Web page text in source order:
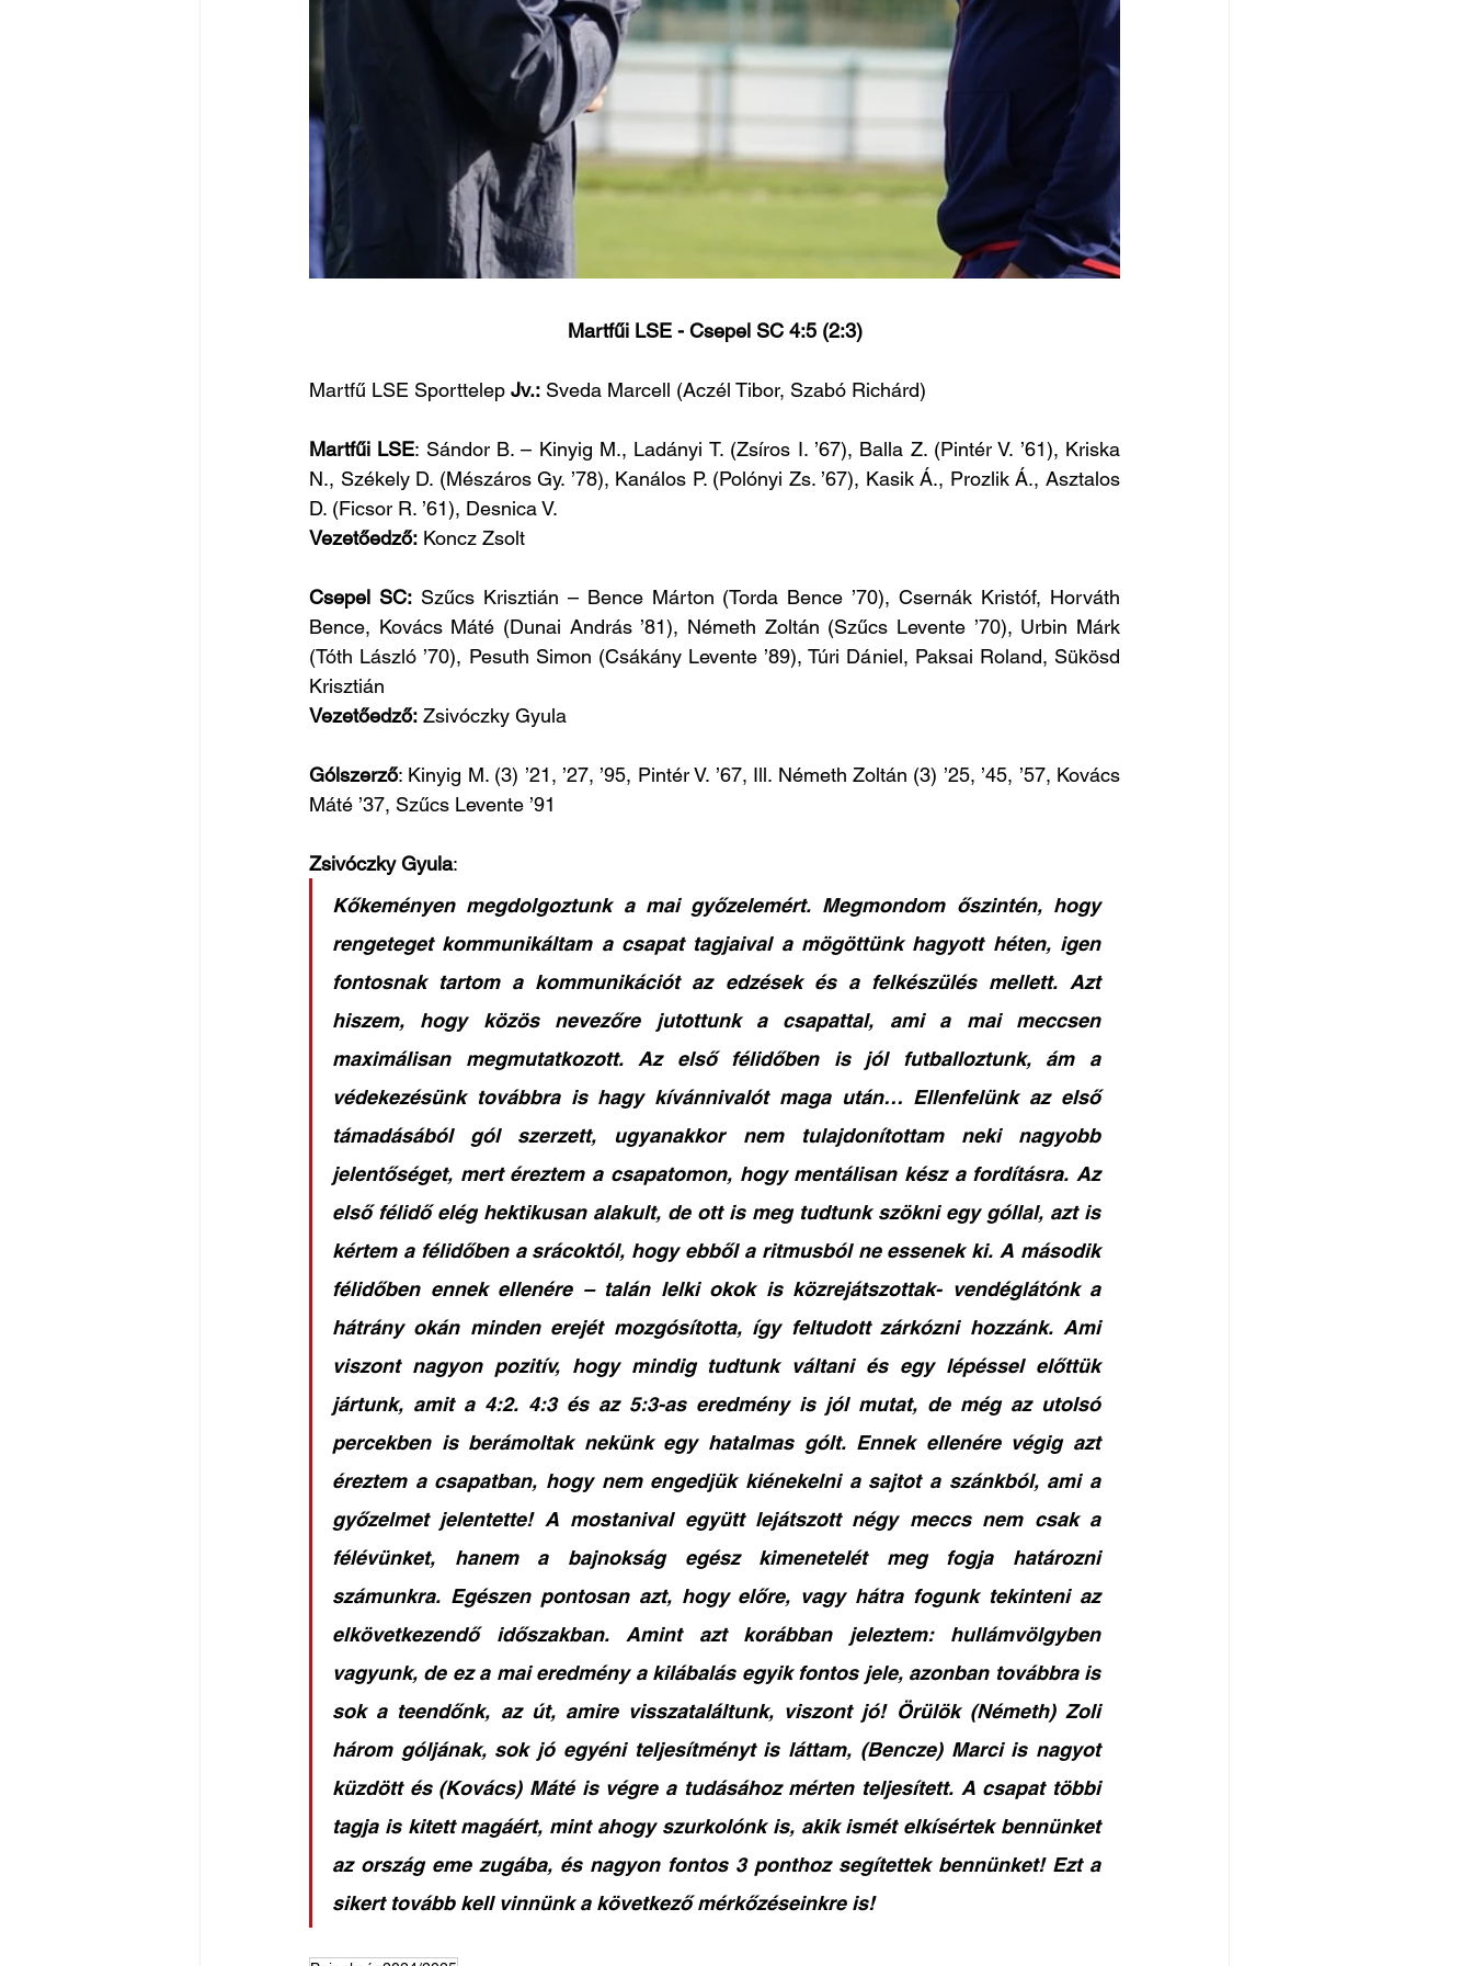
Martfűi LSE - Csepel SC 4:5 (2:3)
Martfű LSE Sporttelep Jv.: Sveda Marcell (Aczél Tibor, Szabó Richárd)
Martfűi LSE: Sándor B. – Kinyig M., Ladányi T. (Zsíros I. ’67), Balla Z. (Pintér V. ’61), Kriska
N., Székely D. (Mészáros Gy. ’78), Kanálos P. (Polónyi Zs. ’67), Kasik Á., Prozlik Á., Asztalos
D. (Ficsor R. ’61), Desnica V.
Vezetőedző: Koncz Zsolt
Csepel SC: Szűcs Krisztián – Bence Márton (Torda Bence ’70), Csernák Kristóf, Horváth
Bence, Kovács Máté (Dunai András ’81), Németh Zoltán (Szűcs Levente ’70), Urbin Márk
(Tóth László ’70), Pesuth Simon (Csákány Levente ’89), Túri Dániel, Paksai Roland, Sükösd
Krisztián
Vezetőedző: Zsivóczky Gyula
Gólszerző: Kinyig M. (3) ’21, ’27, ’95, Pintér V. ’67, Ill. Németh Zoltán (3) ’25, ’45, ’57, Kovács
Máté ’37, Szűcs Levente ’91
Zsivóczky Gyula:
Kőkeményen megdolgoztunk a mai győzelemért. Megmondom őszintén, hogy
rengeteget kommunikáltam a csapat tagjaival a mögöttünk hagyott héten, igen
fontosnak tartom a kommunikációt az edzések és a felkészülés mellett. Azt
hiszem, hogy közös nevezőre jutottunk a csapattal, ami a mai meccsen
maximálisan megmutatkozott. Az első félidőben is jól futballoztunk, ám a
védekezésünk továbbra is hagy kívánnivalót maga után… Ellenfelünk az első
támadásából gól szerzett, ugyanakkor nem tulajdonítottam neki nagyobb
jelentőséget, mert éreztem a csapatomon, hogy mentálisan kész a fordításra. Az
első félidő elég hektikusan alakult, de ott is meg tudtunk szökni egy góllal, azt is
kértem a félidőben a srácoktól, hogy ebből a ritmusból ne essenek ki. A második
félidőben ennek ellenére – talán lelki okok is közrejátszottak- vendéglátónk a
hátrány okán minden erejét mozgósította, így feltudott zárkózni hozzánk. Ami
viszont nagyon pozitív, hogy mindig tudtunk váltani és egy lépéssel előttük
jártunk, amit a 4:2. 4:3 és az 5:3-as eredmény is jól mutat, de még az utolsó
percekben is berámoltak nekünk egy hatalmas gólt. Ennek ellenére végig azt
éreztem a csapatban, hogy nem engedjük kiénekelni a sajtot a szánkból, ami a
győzelmet jelentette! A mostanival együtt lejátszott négy meccs nem csak a
félévünket, hanem a bajnokság egész kimenetelét meg fogja határozni
számunkra. Egészen pontosan azt, hogy előre, vagy hátra fogunk tekinteni az
elkövetkezendő időszakban. Amint azt korábban jeleztem: hullámvölgyben
vagyunk, de ez a mai eredmény a kilábalás egyik fontos jele, azonban továbbra is
sok a teendőnk, az út, amire visszataláltunk, viszont jó! Örülök (Németh) Zoli
három góljának, sok jó egyéni teljesítményt is láttam, (Bencze) Marci is nagyot
küzdött és (Kovács) Máté is végre a tudásához mérten teljesített. A csapat többi
tagja is kitett magáért, mint ahogy szurkolónk is, akik ismét elkísértek bennünket
az ország eme zugába, és nagyon fontos 3 ponthoz segítettek bennünket! Ezt a
sikert tovább kell vinnünk a következő mérkőzéseinkre is!